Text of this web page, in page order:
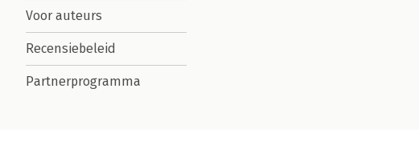
Voor auteurs
Recensiebeleid
Partnerprogramma